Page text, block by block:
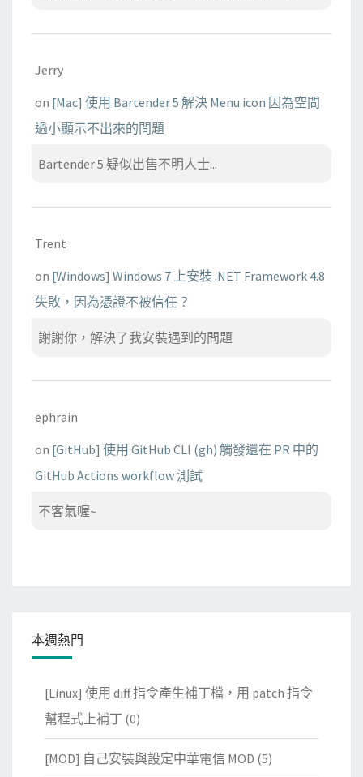
Jerry
on [Mac] 使用 Bartender 5 解決 Menu icon 因為空間
過小顯示不出來的問題
Bartender 5 疑似出售不明人士...
Trent
on [Windows] Windows 7 上安裝 .NET Framework 4.8
失敗，因為憑證不被信任？
謝謝你，解決了我安裝遇到的問題
ephrain
on [GitHub] 使用 GitHub CLI (gh) 觸發還在 PR 中的
GitHub Actions workflow 測試
不客氣喔~
本週熱門
[Linux] 使用 diff 指令產生補丁檔，用 patch 指令
幫程式上補丁 (0)
[MOD] 自己安裝與設定中華電信 MOD (5)